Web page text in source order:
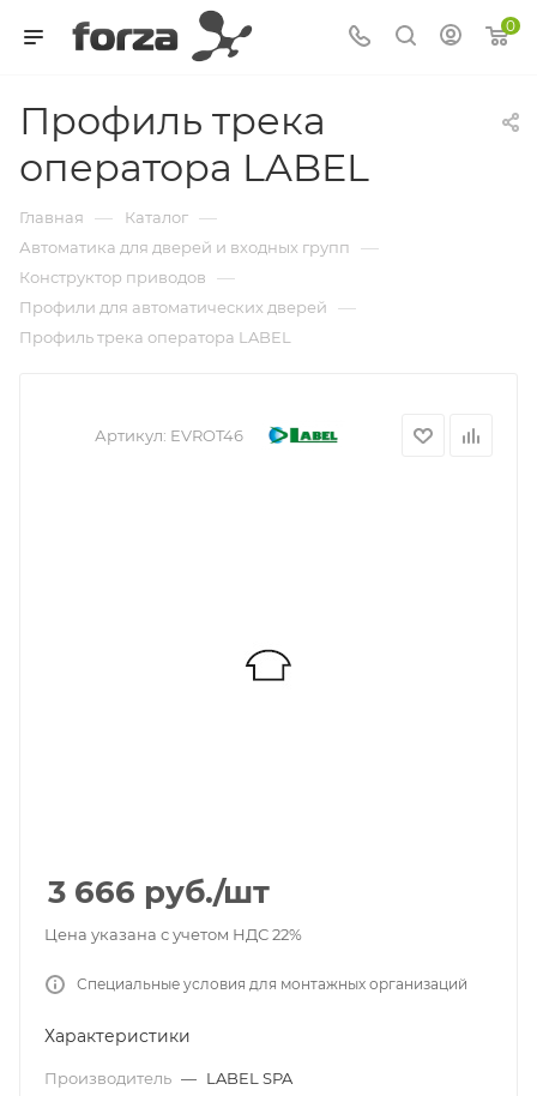
0
Профиль трека
оператора LABEL
Главная — Каталог —
Автоматика для дверей и входных групп —
Конструктор приводов —
Профили для автоматических дверей —
Профиль трека оператора LABEL
Артикул: EVROT46
3 666 руб./шт
Цена указана с учетом НДС 22%
Специальные условия для монтажных организаций
Характеристики
Производитель — LABEL SPA